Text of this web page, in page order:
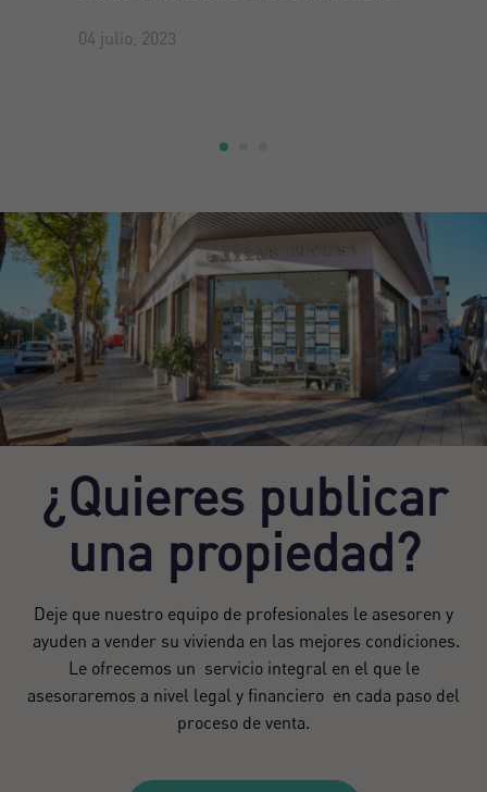
04 julio, 2023
¿Quieres publicar
una propiedad?
Deje que nuestro equipo de profesionales le asesoren y
ayuden a vender su vivienda en las mejores condiciones.
Le ofrecemos un servicio integral en el que le
asesoraremos a nivel legal y financiero en cada paso del
proceso de venta.